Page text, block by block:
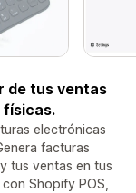
de tus ventas
físicas.
electrónicas
facturas
tus ventas en tus
Shopify POS,